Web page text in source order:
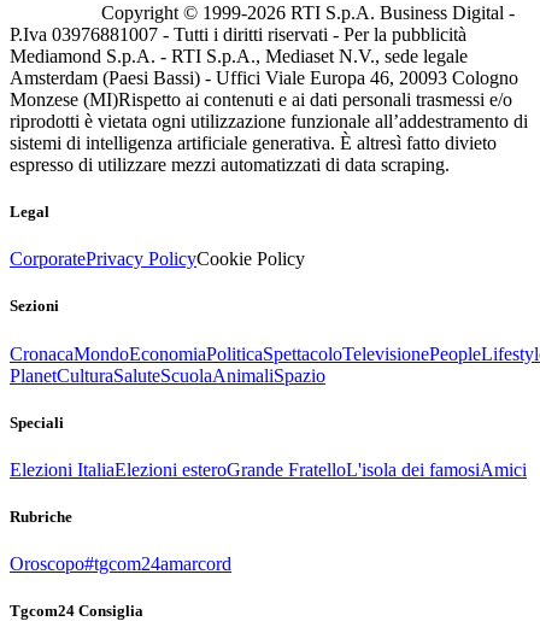
Copyright © 1999-2026 RTI S.p.A. Business Digital -
P.Iva 03976881007 - Tutti i diritti riservati - Per la pubblicità
Mediamond S.p.A. - RTI S.p.A., Mediaset N.V., sede legale
Amsterdam (Paesi Bassi) - Uffici Viale Europa 46, 20093 Cologno
Monzese (MI)Rispetto ai contenuti e ai dati personali trasmessi e/o
riprodotti è vietata ogni utilizzazione funzionale all’addestramento di
sistemi di intelligenza artificiale generativa. È altresì fatto divieto
espresso di utilizzare mezzi automatizzati di data scraping.
Legal
CorporatePrivacy PolicyCookie Policy
Sezioni
CronacaMondoEconomiaPoliticaSpettacoloTelevisionePeople
PlanetCulturaSaluteScuolaAnimaliSpazio
Speciali
Elezioni ItaliaElezioni esteroGrande FratelloL'isola dei famosiAmici
Rubriche
Oroscopo#tgcom24amarcord
Tgcom24 Consiglia